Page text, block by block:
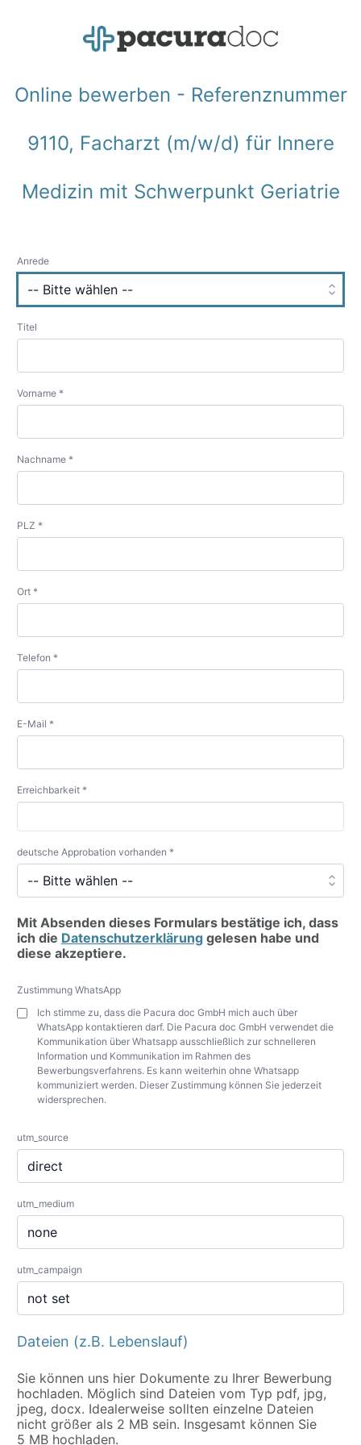
Online bewerben - Referenznummer
9110, Facharzt (m/w/d) für Innere
Medizin mit Schwerpunkt Geriatrie
Anrede
Titel
Vorname *
Nachname *
PLZ *
Ort *
Telefon *
E-Mail *
Erreichbarkeit *
deutsche Approbation vorhanden *
Mit Absenden dieses Formulars bestätige ich, dass
ich die Datenschutzerklärunggelesen habe und
diese akzeptiere.
Zustimmung WhatsApp
Ich stimme zu, dass die Pacura doc GmbH mich auch über
WhatsApp kontaktieren darf. Die Pacura doc GmbH verwendet die
Kommunikation über Whatsapp ausschließlich zur schnelleren
Information und Kommunikation im Rahmen des
Bewerbungsverfahrens. Es kann weiterhin ohne Whatsapp
kommuniziert werden. Dieser Zustimmung können Sie jederzeit
widersprechen.
utm_source
utm_medium
utm_campaign
Dateien (z.B. Lebenslauf)
Sie können uns hier Dokumente zu Ihrer Bewerbung
hochladen. Möglich sind Dateien vom Typ pdf, jpg,
jpeg, docx. Idealerweise sollten einzelne Dateien
nicht größer als 2 MB sein. Insgesamt können Sie
5 MB hochladen.